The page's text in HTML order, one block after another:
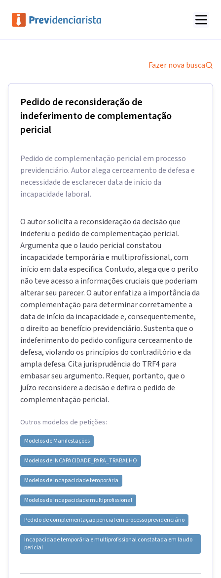
Fazer nova busca
Pedido de reconsideração de
indeferimento de complementação
pericial
Pedido de complementação pericial em processo
previdenciário. Autor alega cerceamento de defesa e
necessidade de esclarecer data de início da
incapacidade laboral.
O autor solicita a reconsideração da decisão que
indeferiu o pedido de complementação pericial.
Argumenta que o laudo pericial constatou
incapacidade temporária e multiprofissional, com
início em data específica. Contudo, alega que o perito
não teve acesso a informações cruciais que poderiam
alterar seu parecer. O autor enfatiza a importância da
complementação para determinar corretamente a
data de início da incapacidade e, consequentemente,
o direito ao benefício previdenciário. Sustenta que o
indeferimento do pedido configura cerceamento de
defesa, violando os princípios do contraditório e da
ampla defesa. Cita jurisprudência do TRF4 para
embasar seu argumento. Requer, portanto, que o
juízo reconsidere a decisão e defira o pedido de
complementação pericial.
Outros modelos de petições:
Modelos deManifestações
Modelos deINCAPACIDADE_PARA_TRABALHO
Modelos deIncapacidade temporária
Modelos deIncapacidade multiprofissional
Pedido de complementação pericial em processo previdenciário
Incapacidade temporária e multiprofissional constatada em laudo
pericial